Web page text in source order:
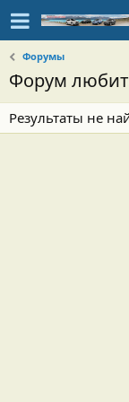
Форумы
Форум
Результаты не